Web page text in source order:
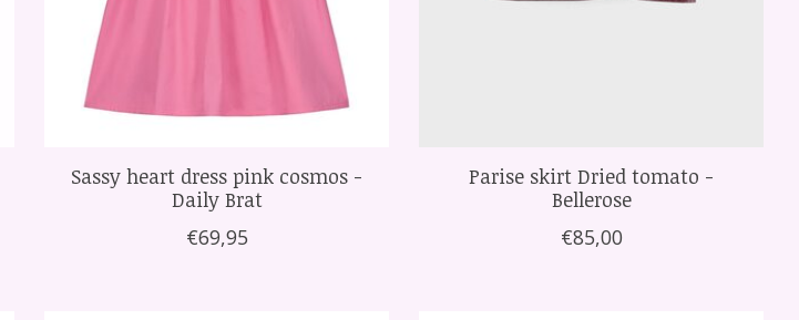
Sassy heart dress pink cosmos -
Daily Brat
€69,95
Parise skirt Dried tomato -
Bellerose
€85,00